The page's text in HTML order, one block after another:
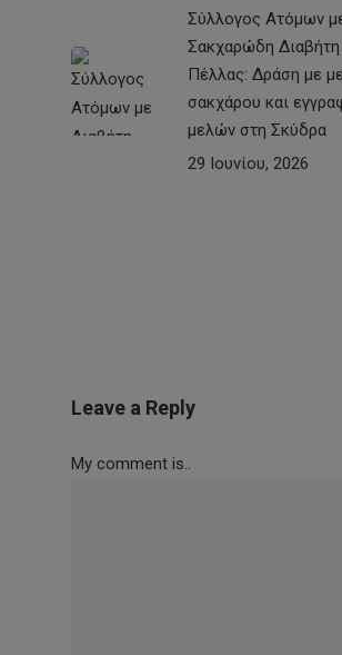
Σύλλογος Ατόμων
Σακχαρώδη
Πέλλας: Δράση με
σακχάρου και
μελών στη Σκύδρα
29 Ιουνίου, 2026
Leave a Reply
My comment is..